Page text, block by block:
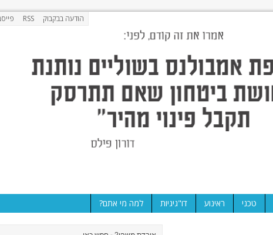
הודעה בבקבוק RSS
טכני ראינוע דו"גיגיות למה מי אתם?